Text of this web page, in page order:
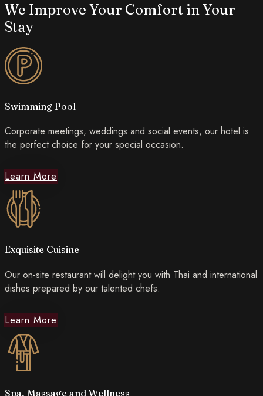
We Improve Your Comfort in Your
Stay
Swimming Pool
Corporate meetings, weddings and social events, our hotel is
the perfect choice for your special occasion.
Learn More
Exquisite Cuisine
Our on-site restaurant will delight you with Thai and international
dishes prepared by our talented chefs.
Learn More
Spa, Massage and Wellness